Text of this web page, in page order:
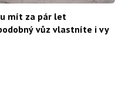
mít za pár let
vůz vlastníte i vy